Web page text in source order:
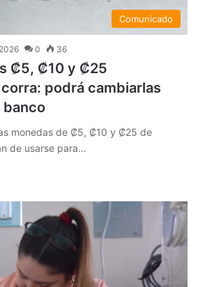
Comunicado
0 36
₡5, ₡10 y ₡25
podrá cambiarlas
banco
monedas de ₡5, ₡10 y ₡25 de
de usarse para…